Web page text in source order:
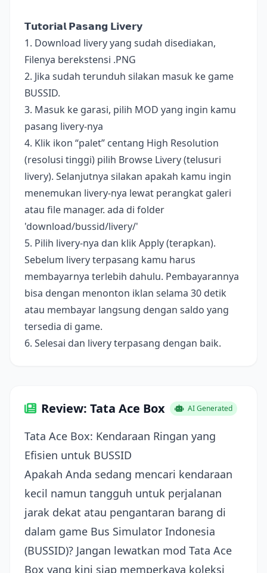
𝗧𝘂𝘁𝗼𝗿𝗶𝗮𝗹 𝗣𝗮𝘀𝗮𝗻𝗴 𝗟𝗶𝘃𝗲𝗿𝘆
1. Download livery yang sudah disediakan,
Filenya berekstensi .PNG
2. Jika sudah terunduh silakan masuk ke game
BUSSID.
3. Masuk ke garasi, pilih MOD yang ingin kamu
pasang livery-nya
4. Klik ikon “palet” centang High Resolution
(resolusi tinggi) pilih Browse Livery (telusuri
livery). Selanjutnya silakan apakah kamu ingin
menemukan livery-nya lewat perangkat galeri
atau file manager. ada di folder
'download/bussid/livery/'
5. Pilih livery-nya dan klik Apply (terapkan).
Sebelum livery terpasang kamu harus
membayarnya terlebih dahulu. Pembayarannya
bisa dengan menonton iklan selama 30 detik
atau membayar langsung dengan saldo yang
tersedia di game.
6. Selesai dan livery terpasang dengan baik.
Review: Tata Ace Box AI Generated
Tata Ace Box: Kendaraan Ringan yang
Efisien untuk BUSSID
Apakah Anda sedang mencari kendaraan
kecil namun tangguh untuk perjalanan
jarak dekat atau pengantaran barang di
dalam game Bus Simulator Indonesia
(BUSSID)? Jangan lewatkan mod Tata Ace
Box yang kini siap memperkaya koleksi